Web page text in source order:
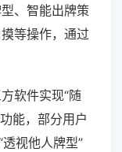
、智能出牌策
等操作，通过
软件实现“随
能，部分用户
视他人牌型”